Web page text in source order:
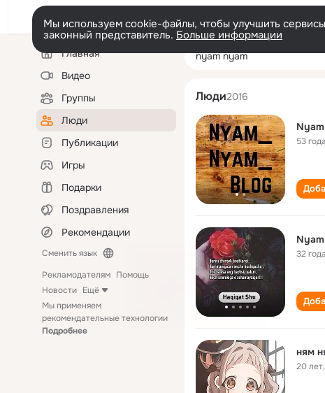
Мы используем cookie-файлы, чтобы улучшить
законный представитель. Больше информации
Левая
колонкаГлавная
Видео
Группы
Люди
Публикации
Игры
Подарки
Поздравления
Рекомендации
Сменить язык
Рекламодателям Помощь
Новости Ещё
Мы применяем
рекомендательные технологии
Подробнее
nyam nyam
Люди2016
53 года
32 года
ням
20 лет,